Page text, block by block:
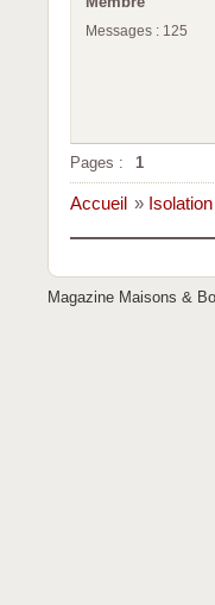
Messages : 125
Pages : 1
Accueil » Isolation
Magazine Maisons &